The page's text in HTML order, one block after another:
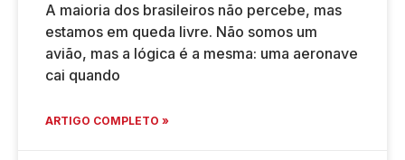
A maioria dos brasileiros não percebe, mas
estamos em queda livre. Não somos um
avião, mas a lógica é a mesma: uma aeronave
cai quando
ARTIGO COMPLETO »